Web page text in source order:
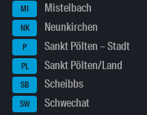
MI Mistelbach
NK Neunkirchen
P Sankt Pölten – Stadt
PL Sankt Pölten/Land
SB Scheibbs
SW Schwechat